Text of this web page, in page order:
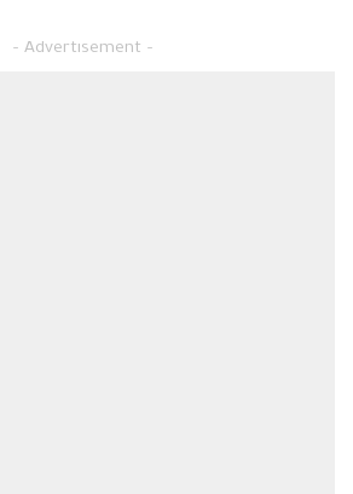
– Advertisement –